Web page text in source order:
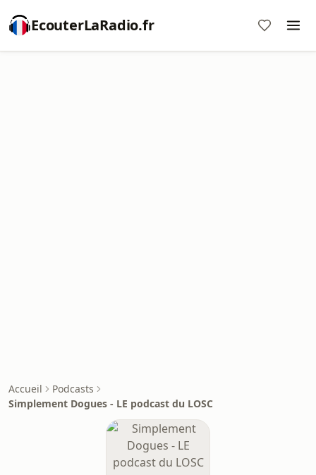
EcouterLaRadio.fr
Accueil
Podcasts
Simplement Dogues - LE podcast du LOSC